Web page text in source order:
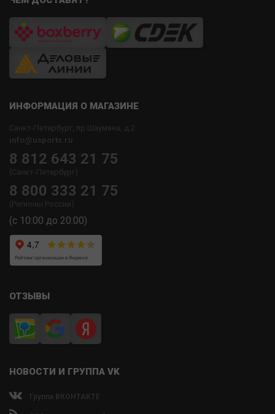
ИНФОРМАЦИЯ О МАГАЗИНЕ
Санкт-Петербург, пр.Шаумяна, д.2
info@usports.ru
8 812 643 21 75
(Санкт-Петербург)
8 800 333 21 75
(Регионы России)
(с 10:00 до 20:00)
ОТЗЫВЫ
НОВОСТИ И ГРУППА VK
Группа ВКОНТАКТЕ